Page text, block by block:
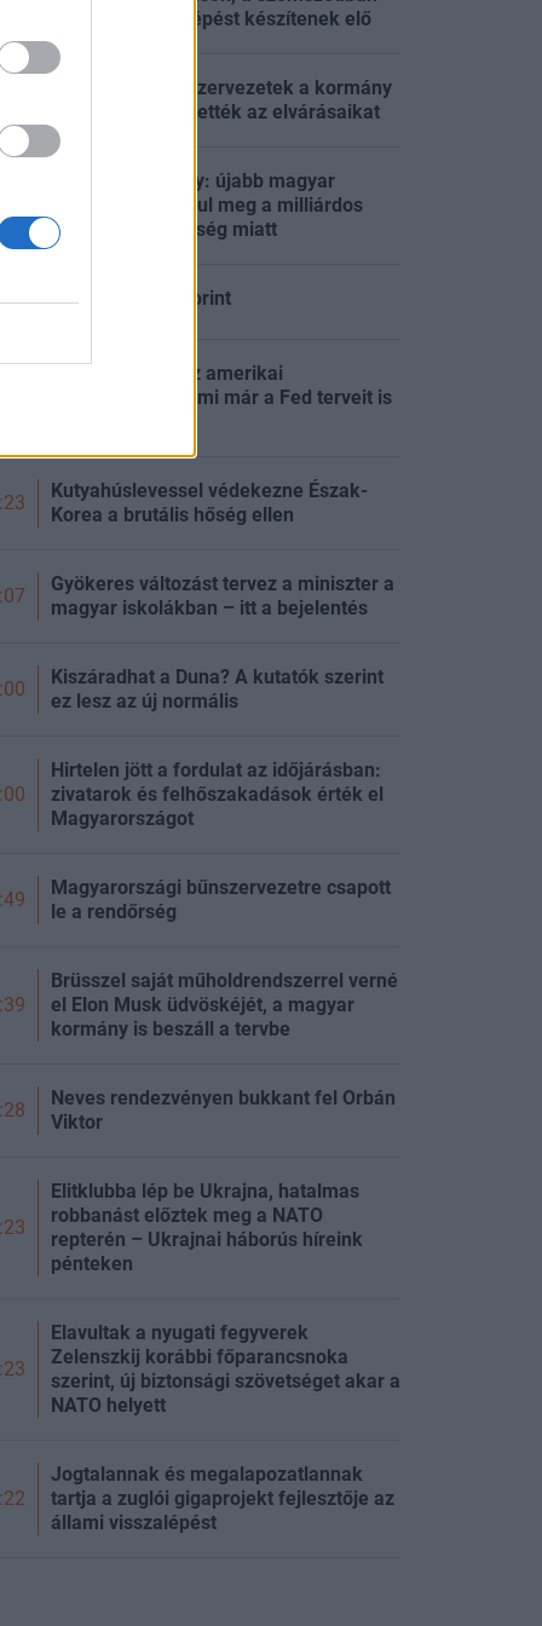
már drasztikus lépést készítenek elő
Üdvözlik a szakszervezetek a kormány
nyitását – ismertették az elvárásaikat
Lépett a kormány: újabb magyar
kórházakban indul meg a milliárdos
mentőakció a hőség miatt
Megy tovább a forint
Olyat gyengült az amerikai
munkaerőpiac, ami már a Fed terveit is
Kutyahúslevessel védekezne Észak-
Korea a brutális hőség ellen
Gyökeres változást tervez a miniszter a
magyar iskolákban – itt a bejelentés
Kiszáradhat a Duna? A kutatók szerint
ez lesz az új normális
Hirtelen jött a fordulat az időjárásban:
zivatarok és felhőszakadások érték el
Magyarországot
Magyarországi bűnszervezetre csapott
le a rendőrség
Brüsszel saját műholdrendszerrel verné
el Elon Musk üdvöskéjét, a magyar
kormány is beszáll a tervbe
Neves rendezvényen bukkant fel Orbán
Viktor
Elitklubba lép be Ukrajna, hatalmas
robbanást előztek meg a NATO
repterén – Ukrajnai háborús híreink
pénteken
Elavultak a nyugati fegyverek
Zelenszkij korábbi főparancsnoka
szerint, új biztonsági szövetséget akar a
NATO helyett
Jogtalannak és megalapozatlannak
tartja a zuglói gigaprojekt fejlesztője az
állami visszalépést